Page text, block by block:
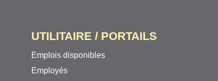
UTILITAIRE / PORTAILS
Emplois disponibles
Employés